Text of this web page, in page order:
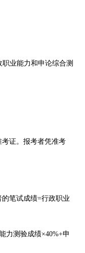
职业能力和申论综合测
证。报考者凭准考
笔试成绩=行政职业
力测验成绩×40%+申